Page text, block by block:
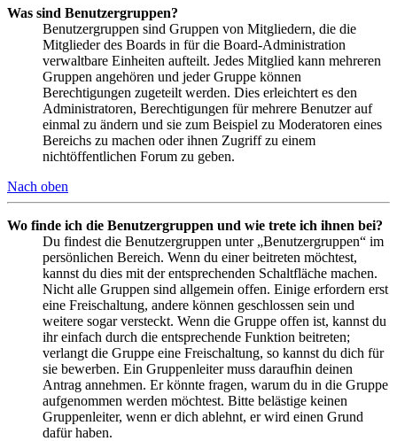
Was sind Benutzergruppen?
Benutzergruppen sind Gruppen von Mitgliedern, die die
Mitglieder des Boards in für die Board-Administration
verwaltbare Einheiten aufteilt. Jedes Mitglied kann mehreren
Gruppen angehören und jeder Gruppe können
Berechtigungen zugeteilt werden. Dies erleichtert es den
Administratoren, Berechtigungen für mehrere Benutzer auf
einmal zu ändern und sie zum Beispiel zu Moderatoren eines
Bereichs zu machen oder ihnen Zugriff zu einem
nichtöffentlichen Forum zu geben.
Nach oben
Wo finde ich die Benutzergruppen und wie trete ich ihnen bei?
Du findest die Benutzergruppen unter „Benutzergruppen“ im
persönlichen Bereich. Wenn du einer beitreten möchtest,
kannst du dies mit der entsprechenden Schaltfläche machen.
Nicht alle Gruppen sind allgemein offen. Einige erfordern erst
eine Freischaltung, andere können geschlossen sein und
weitere sogar versteckt. Wenn die Gruppe offen ist, kannst du
ihr einfach durch die entsprechende Funktion beitreten;
verlangt die Gruppe eine Freischaltung, so kannst du dich für
sie bewerben. Ein Gruppenleiter muss daraufhin deinen
Antrag annehmen. Er könnte fragen, warum du in die Gruppe
aufgenommen werden möchtest. Bitte belästige keinen
Gruppenleiter, wenn er dich ablehnt, er wird einen Grund
dafür haben.